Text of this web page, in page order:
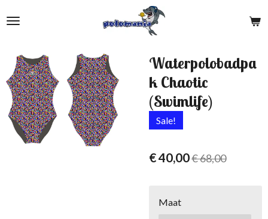
direct
de
hoofdinhoud
Waterpolobadpa
k Chaotic
(Swimlife)
Sale!
€ 40,00€ 68,00
Maat